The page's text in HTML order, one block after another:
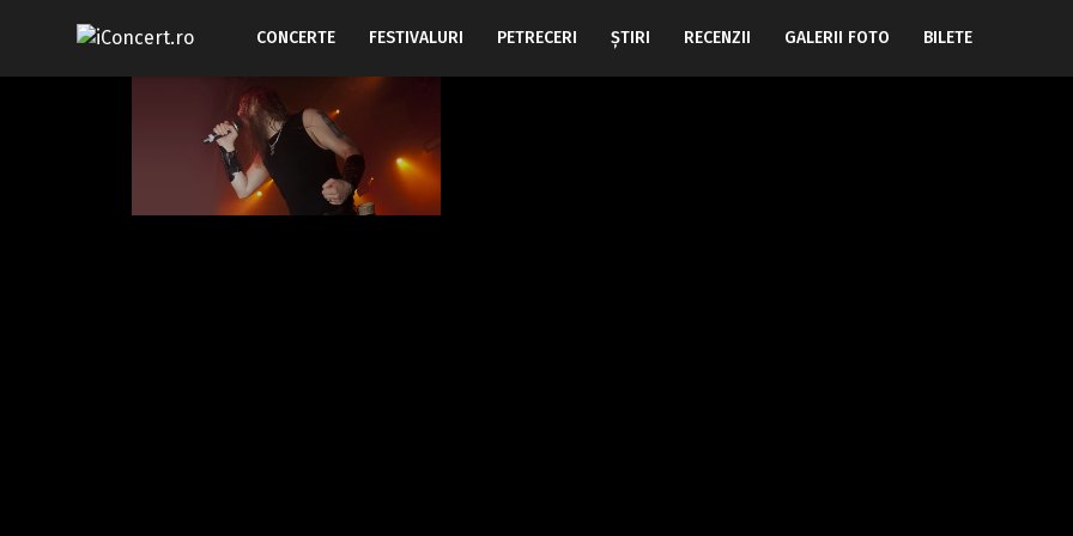
CONCERTE FESTIVALURI PETRECERI ŞTIRI RECENZII GALERII FOTO BILETE